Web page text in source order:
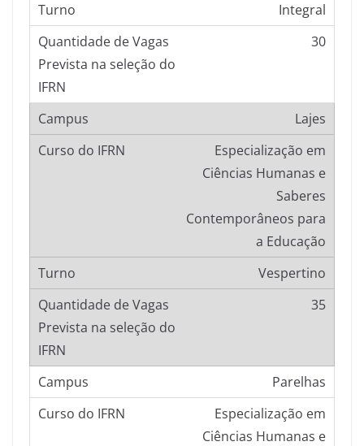
Integral
30
Lajes
Especialização em
Ciências Humanas e
Saberes
Contemporâneos para
a Educação
Vespertino
35
Parelhas
Especialização em
Ciências Humanas e